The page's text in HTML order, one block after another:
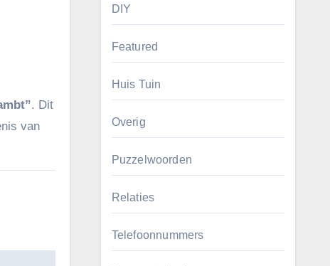
. Dit
van
DIY
Featured
Huis Tuin
Overig
Puzzelwoorden
Relaties
Telefoonnummers